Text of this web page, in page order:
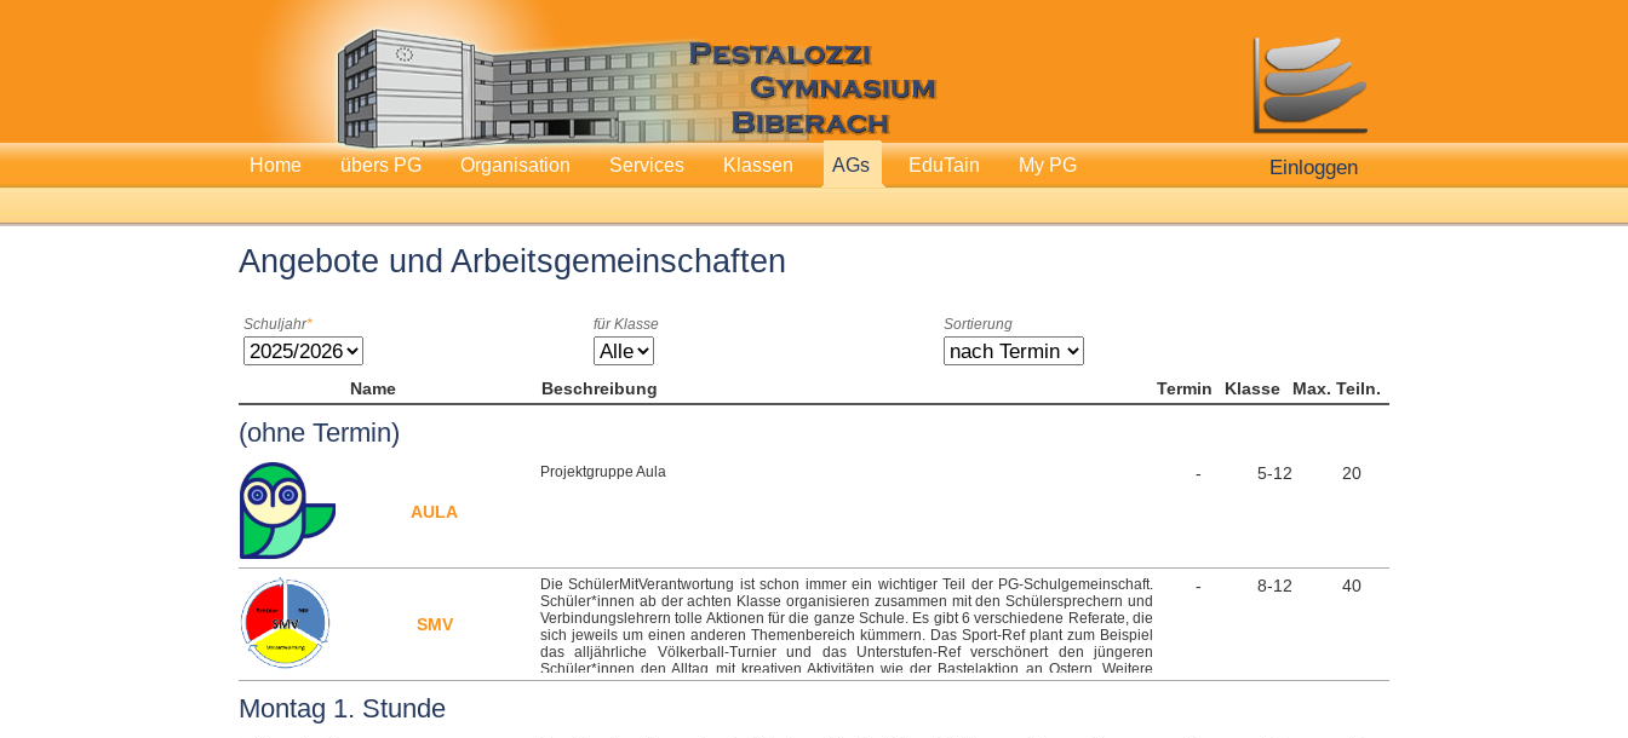
Home übers PG Organisation Services Klassen AGs EduTain My PG Einloggen
Angebote und Arbeitsgemeinschaften
Schuljahr für Klasse Sortierung
Name Beschreibung Termin Klasse Max. Teiln.
(ohne Termin)
AULA
Projektgruppe Aula - 5-12 20
SMV
Die SchülerMitVerantwortung ist schon immer ein wichtiger Teil der PG-Schulgemeinschaft.
Schüler*innen ab der achten Klasse organisieren zusammen mit den Schülersprechern und
Verbindungslehrern tolle Aktionen für die ganze Schule. Es gibt 6 verschiedene Referate, die
sich jeweils um einen anderen Themenbereich kümmern. Das Sport-Ref plant zum Beispiel
das alljährliche Völkerball-Turnier und das Unterstufen-Ref verschönert den jüngeren
Schüler*innen den Alltag mit kreativen Aktivitäten wie der Bastelaktion an Ostern. Weitere
Aktionen der SMV: Weihnachtsaktion, Faschingsaktion, Kooperation mit der Caritas, uvm.
- 8-12 40
Montag 1. Stunde